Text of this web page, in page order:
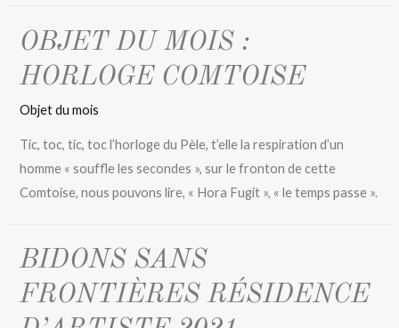
OBJET DU MOIS :
HORLOGE COMTOISE
Objet du mois
Tic, toc, tic, toc l’horloge du Pèle, t’elle la respiration d’un
homme « souffle les secondes », sur le fronton de cette
Comtoise, nous pouvons lire, « Hora Fugit », « le temps passe ».
BIDONS SANS
FRONTIÈRES RÉSIDENCE